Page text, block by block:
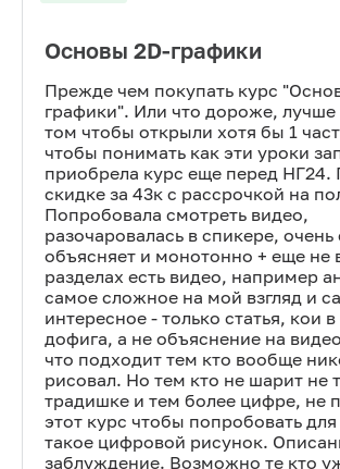
Основы 2D-графики
Прежде чем покупать курс
графики". Или что дороже, лучше
том чтобы открыли хотя бы 1
чтобы понимать как эти уроки
приобрела курс еще перед НГ24.
скидке за 43к с рассрочкой на
Попробовала смотреть видео,
разочаровалась в спикере, очень
объясняет и монотонно + еще не
разделах есть видео, например
самое сложное на мой взгляд и
интересное - только статья, кои в
дофига, а не объяснение на
что подходит тем кто вообще
рисовал. Но тем кто не шарит не
традишке и тем более цифре, не
этот курс чтобы попробовать для
такое цифровой рисунок.
заблуждение. Возможно те кто